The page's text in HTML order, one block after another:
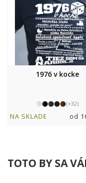
1976 v kocke
(+32)
NA SKLADE od
TOTO BY SA